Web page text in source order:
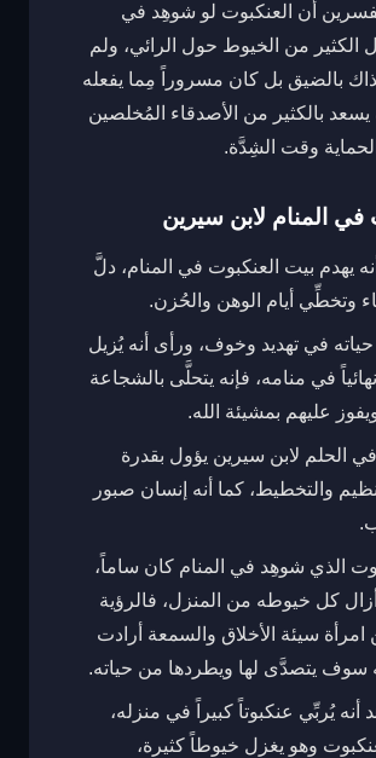
أن العنكبوت لو شوهِد في
الكثير من الخيوط حول الرائي، ولم
بالضيق بل كان مسروراً مِما يفعله
يسعد بالكثير من الأصدقاء المُخلصين
الحماية وقت الشِدَّة.
في المنام لابن سيرين
يهدم بيت العنكبوت في المنام، دلَّ
وتخطِّي أيام الوهن والحُزن.
في تهديد وخوف، ورأى أنه يُزيل
في منامه، فإنه يتحلَّى بالشجاعة
عليهم بمشيئة الله.
الحلم لابن سيرين يؤول بقدرة
والتخطيط، كما أنه إنسان صبور
الذي شوهِد في المنام كان ساماً،
كل خيوطه من المنزل، فالرؤية
امرأة سيئة الأخلاق والسمعة أرادت
سوف يتصدَّى لها ويطردها من حياته.
أنه يُربِّي عنكبوتاً كبيراً في منزله،
وهو يغزل خيوطاً كثيرة،